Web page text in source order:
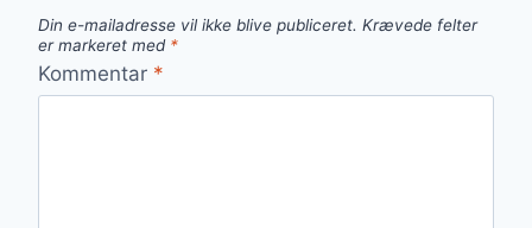
Din e-mailadresse vil ikke blive publiceret. Krævede felter
er markeret med *
Kommentar *